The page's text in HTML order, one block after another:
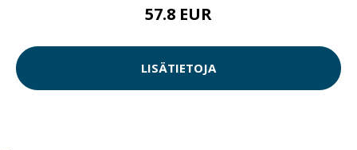
57.8 EUR
LISÄTIETOJA